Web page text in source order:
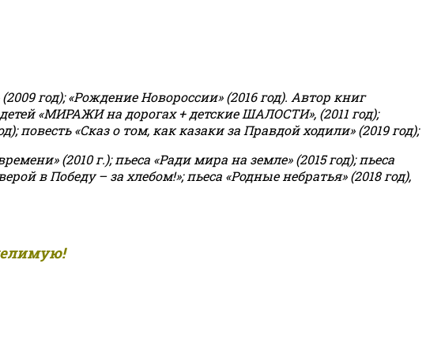
год); «Рождение Новороссии» (2016 год). Автор книг
«МИРАЖИ на дорогах + детские ШАЛОСТИ», (2011 год);
повесть «Сказ о том, как казаки за Правдой ходили» (2019 год);
(2010 г.); пьеса «Ради мира на земле» (2015 год); пьеса
в Победу – за хлебом!»;пьеса «Родные небратья» (2018 год),